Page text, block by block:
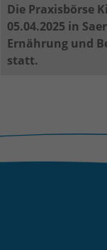
Die Praxisbörse
05.04.2025 in
Ernährung und
statt.
Anbieter
Laufzeit